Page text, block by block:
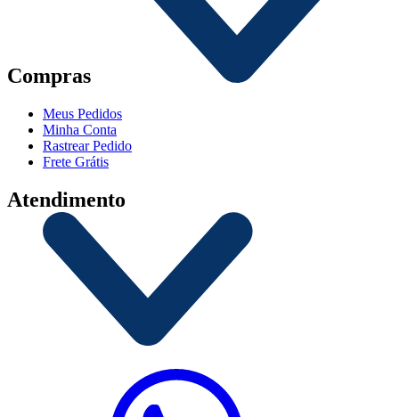
Compras
Meus Pedidos
Minha Conta
Rastrear Pedido
Frete Grátis
Atendimento